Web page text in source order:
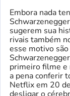
Embora nada
sugerem sua
rivais também
esse motivo
primeiro filme e
a pena conferir
Netflix em 20